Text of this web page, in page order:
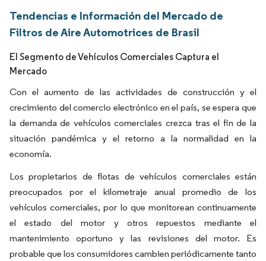
Tendencias e Información del Mercado de
Filtros de Aire Automotrices de Brasil
El Segmento de Vehículos Comerciales Captura el
Mercado
Con el aumento de las actividades de construcción y el
crecimiento del comercio electrónico en el país, se espera que
la demanda de vehículos comerciales crezca tras el fin de la
situación pandémica y el retorno a la normalidad en la
economía.
Los propietarios de flotas de vehículos comerciales están
preocupados por el kilometraje anual promedio de los
vehículos comerciales, por lo que monitorean continuamente
el estado del motor y otros repuestos mediante el
mantenimiento oportuno y las revisiones del motor. Es
probable que los consumidores cambien periódicamente tanto